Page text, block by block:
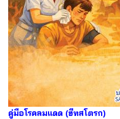
คู่มือโรคลมแดด (ฮีทสโตรก)